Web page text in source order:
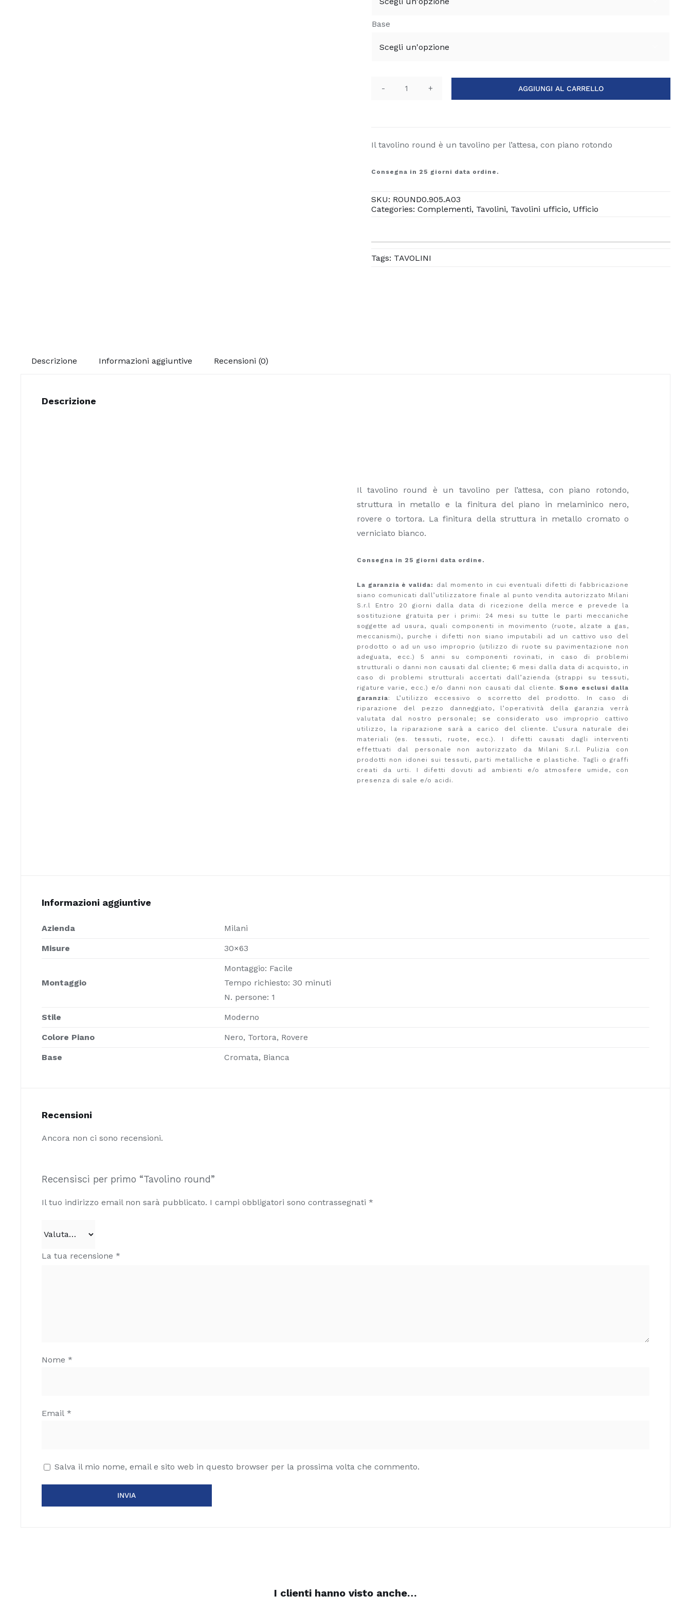
Base
AGGIUNGI AL CARRELLO
Il tavolino round è un tavolino per l’attesa, con piano rotondo
Consegna in 25 giorni data ordine.
SKU: ROUND0.905.A03
Categories:Complementi, Tavolini, Tavolini ufficio, Ufficio
Tags: TAVOLINI
Descrizione Informazioni aggiuntive Recensioni (0)
Descrizione
Il tavolino round è un tavolino per l’attesa, con piano rotondo,
struttura in metallo e la finitura del piano in melaminico nero,
rovere o tortora. La finitura della struttura in metallo cromato o
verniciato bianco.
Consegna in 25 giorni data ordine.
La garanzia è valida:
dal momento in cui eventuali difetti di fabbricazione
siano comunicati dall’utilizzatore finale al punto vendita autorizzato Milani
S.r.l Entro 20 giorni dalla data di ricezione della merce e prevede la
sostituzione gratuita per i primi: 24 mesi su tutte le parti meccaniche
soggette ad usura, quali componenti in movimento (ruote, alzate a gas,
meccanismi), purche i difetti non siano imputabili ad un cattivo uso del
prodotto o ad un uso improprio (utilizzo di ruote su pavimentazione non
adeguata, ecc.) 5 anni su componenti rovinati, in caso di problemi
strutturali o danni non causati dal cliente; 6 mesi dalla data di acquisto, in
caso di problemi strutturali accertati dall’azienda (strappi su tessuti,
rigature varie, ecc.) e/o danni non causati dal cliente. Sono esclusi dalla
garanzia: L’utilizzo eccessivo o scorretto del prodotto. In caso di
riparazione del pezzo danneggiato, l’operatività della garanzia verrà
valutata dal nostro personale; se considerato uso improprio cattivo
utilizzo, la riparazione sarà a carico del cliente. L’usura naturale dei
materiali (es. tessuti, ruote, ecc.). I difetti causati dagli interventi
effettuati dal personale non autorizzato da Milani S.r.l. Pulizia con
prodotti non idonei sui tessuti, parti metalliche e plastiche. Tagli o graffi
creati da urti. I difetti dovuti ad ambienti e/o atmosfere umide, con
presenza di sale e/o acidi.
Informazioni aggiuntive
Azienda Milani
Misure 30×63
Montaggio
Montaggio: Facile
Tempo richiesto: 30 minuti
N. persone: 1
Stile Moderno
Colore Piano Nero, Tortora, Rovere
Base Cromata, Bianca
Recensioni
Ancora non ci sono recensioni.
Recensisci per primo “Tavolino round”
Il tuo indirizzo email non sarà pubblicato. I campi obbligatori sono contrassegnati *
La tua recensione *
Nome *
Email *
Salva il mio nome, email e sito web in questo browser per la prossima volta che commento.
I clienti hanno visto anche…